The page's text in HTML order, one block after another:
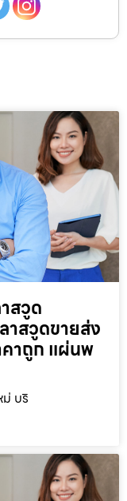
สวูด
าสวูดขายส่ง
าถูก แผ่นพ
บริ